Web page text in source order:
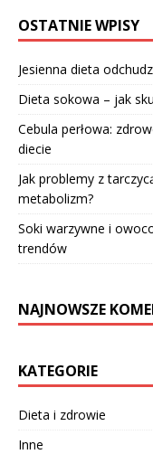
OSTATNIE WPISY
Jesienna dieta
Dieta sokowa – jak
Cebula perłowa:
diecie
Jak problemy z
metabolizm?
Soki warzywne i
trendów
NAJNOWSZE
KATEGORIE
Dieta i zdrowie
Inne